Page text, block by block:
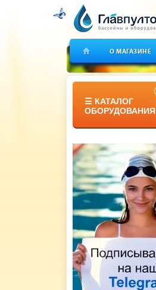
О МАГАЗИНЕ
☰ КАТАЛОГ
ОБОРУДОВАНИЯ